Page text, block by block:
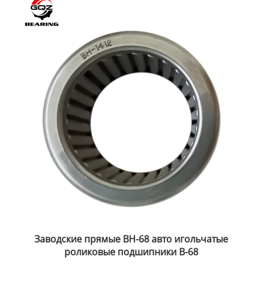
Заводские прямые BH-68 авто игольчатые
роликовые подшипники B-68